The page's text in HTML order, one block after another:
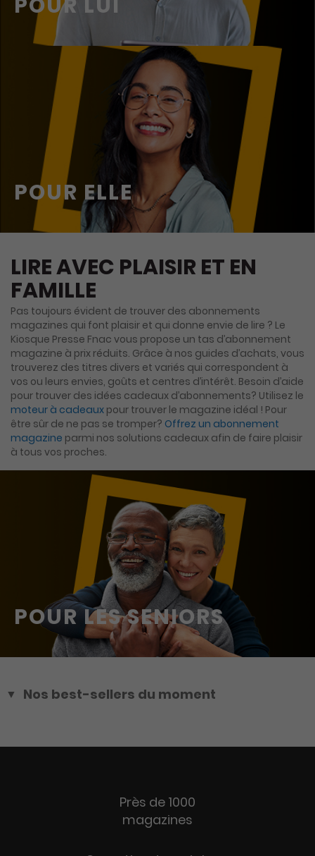
POUR ELLE
LIRE AVEC PLAISIR ET EN
FAMILLE
Pas toujours évident de trouver des abonnements
magazines qui font plaisir et qui donne envie de lire ? Le
Kiosque Presse Fnac vous propose un tas d’abonnement
magazine à prix réduits. Grâce à nos guides d’achats, vous
trouverez des titres divers et variés qui correspondent à
vos ou leurs envies, goûts et centres d’intérêt. Besoin d’aide
pour trouver des idées cadeaux d’abonnements? Utilisez le
moteur à cadeaux pour trouver le magazine idéal ! Pour
être sûr de ne pas se tromper? Offrez un abonnement
magazine parmi nos solutions cadeaux afin de faire plaisir
à tous vos proches.
POUR LES SENIORS
Nos best-sellers du moment
Vogue France
Près de 1000
magazines